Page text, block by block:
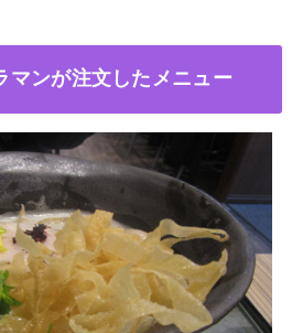
マンが注文したメニュー